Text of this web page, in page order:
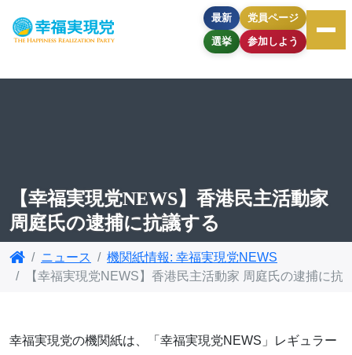
最新
選挙
党員ページ
参加しよう
【幸福実現党NEWS】香港民主活動家
周庭氏の逮捕に抗議する
ニュース
機関紙情報: 幸福実現党NEWS
【幸福実現党NEWS】香港民主活動家 周庭氏の逮捕に抗
幸福実現党の機関紙は、「幸福実現党NEWS」レギュラー